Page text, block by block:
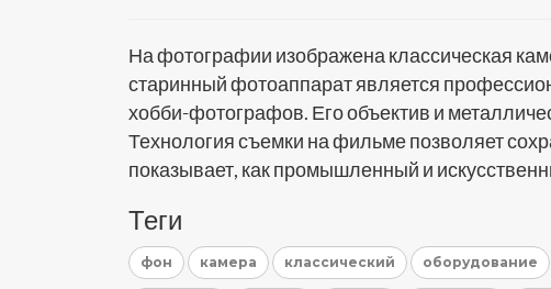
На фотографии изображена классическая
старинный фотоаппарат является
хобби-фотографов. Его объектив и
Технология съемки на фильме позволяет
показывает, как промышленный и
Теги
фон камера классический оборудование